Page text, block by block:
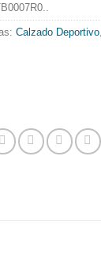
Calzado Deportivo